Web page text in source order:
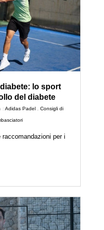
lo sport
del diabete
:Adidas Padel ,Consigli di
per i